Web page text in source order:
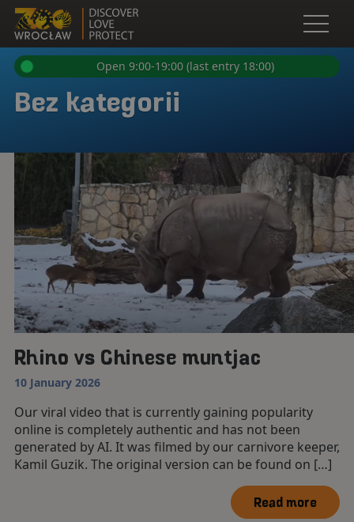
ZOO WROCŁAW - NAJWIĘKSZYOpen
Open 9:00-19:00 (last entry 18:00)
Bez kategorii
Rhino vs Chinese muntjac
10 January 2026
Our viral video that is currently gaining popularity
online is completely authentic and has not been
generated by AI. It was filmed by our carnivore keeper,
Kamil Guzik. The original version can be found on […]
Read more